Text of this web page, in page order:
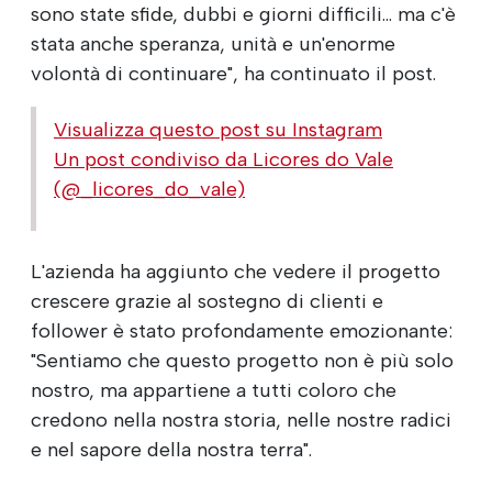
sono state sfide, dubbi e giorni difficili... ma c'è
stata anche speranza, unità e un'enorme
volontà di continuare", ha continuato il post.
Visualizza questo post su Instagram
Un post condiviso da Licores do Vale
(@_licores_do_vale)
L'azienda ha aggiunto che vedere il progetto
crescere grazie al sostegno di clienti e
follower è stato profondamente emozionante:
"Sentiamo che questo progetto non è più solo
nostro, ma appartiene a tutti coloro che
credono nella nostra storia, nelle nostre radici
e nel sapore della nostra terra".